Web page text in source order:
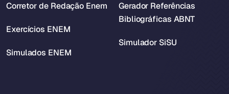
Corretor de Redação Enem
Exercícios ENEM
Simulados ENEM
Gerador Referências
Bibliográficas ABNT
Simulador SiSU